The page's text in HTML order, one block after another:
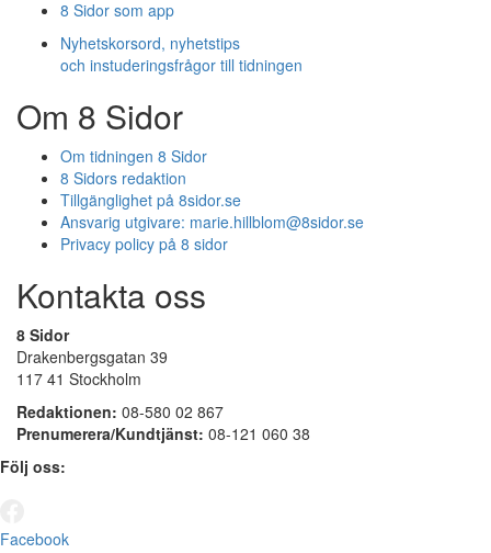
8 Sidor som app
Nyhetskorsord, nyhetstips
och instuderingsfrågor till tidningen
Om 8 Sidor
Om tidningen 8 Sidor
8 Sidors redaktion
Tillgänglighet på 8sidor.se
Ansvarig utgivare: marie.hillblom@8sidor.se
Privacy policy på 8 sidor
Kontakta oss
8 Sidor
Drakenbergsgatan 39
117 41 Stockholm
Redaktionen: 08-580 02 867
Prenumerera/Kundtjänst: 08-121 060 38
Följ oss:
Facebook